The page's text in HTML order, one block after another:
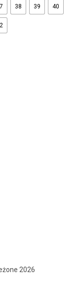
38 39 40
2026